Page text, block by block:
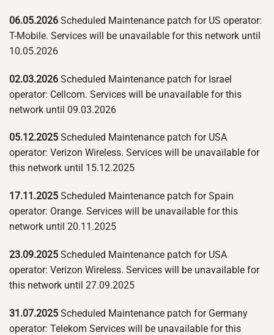
06.05.2026 Scheduled Maintenance patch for US operator:
T-Mobile. Services will be unavailable for this network until
10.05.2026
02.03.2026 Scheduled Maintenance patch for Israel
operator: Cellcom. Services will be unavailable for this
network until 09.03.2026
05.12.2025 Scheduled Maintenance patch for USA
operator: Verizon Wireless. Services will be unavailable for
this network until 15.12.2025
17.11.2025 Scheduled Maintenance patch for Spain
operator: Orange. Services will be unavailable for this
network until 20.11.2025
23.09.2025 Scheduled Maintenance patch for USA
operator: Verizon Wireless. Services will be unavailable for
this network until 27.09.2025
31.07.2025 Scheduled Maintenance patch for Germany
operator: Telekom Services will be unavailable for this